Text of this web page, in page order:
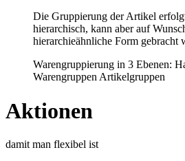
Die Gruppierung der Artikel
hierarchisch, kann aber auf
hierarchieähnliche Form gebracht
Warengruppierung in 3 Ebenen:
Warengruppen Artikelgruppen
Aktionen
damit man flexibel ist